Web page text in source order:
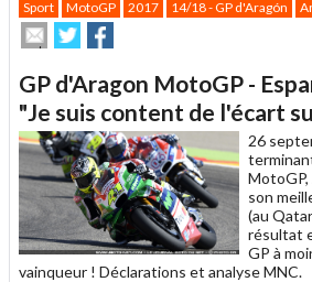
Sport MotoGP 2017 14/18 - GP d'Aragón
Envoyer
cet
à
un
ami
Partager
sur
sur
GP d'Aragon MotoGP -
"Je suis content de l'écart
26
MotoGP,
son
(au
résultat
GP à
vainqueur ! Déclarations et analyse MNC.